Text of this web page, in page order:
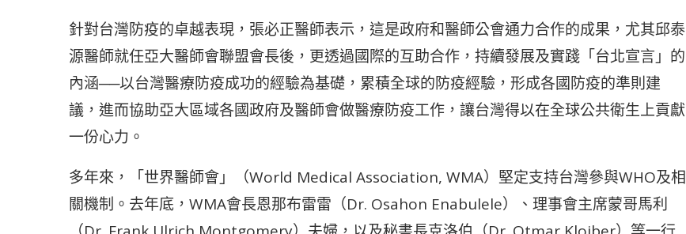
針對台灣防疫的卓越表現，張必正醫師表示，這是政府和醫師公會通力合作的成果，尤其邱泰
源醫師就任亞大醫師會聯盟會長後，更透過國際的互助合作，持續發展及實踐「台北宣言」的
內涵──以台灣醫療防疫成功的經驗為基礎，累積全球的防疫經驗，形成各國防疫的準則建
議，進而協助亞大區域各國政府及醫師會做醫療防疫工作，讓台灣得以在全球公共衛生上貢獻
一份心力。
多年來，「世界醫師會」（World Medical Association, WMA）堅定支持台灣參與WHO及相
關機制。去年底，WMA會長恩那布雷雷（Dr. Osahon Enabulele）、理事會主席蒙哥馬利